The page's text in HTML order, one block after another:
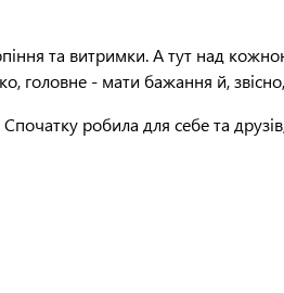
та витримки. А тут над
головне - мати бажання й,
робила для себе та